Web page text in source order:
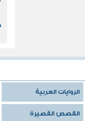
الروايات العربية
القصص القصيرة